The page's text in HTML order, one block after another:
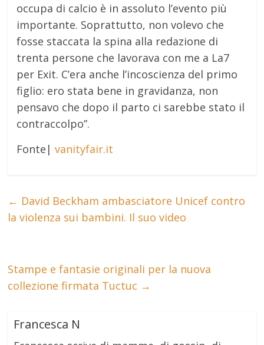
occupa di calcio è in assoluto l’evento più
importante. Soprattutto, non volevo che
fosse staccata la spina alla redazione di
trenta persone che lavorava con me a La7
per Exit. C’era anche l’incoscienza del primo
figlio: ero stata bene in gravidanza, non
pensavo che dopo il parto ci sarebbe stato il
contraccolpo”.
Fonte|vanityfair.it
← David Beckham ambasciatore Unicef contro
la violenza sui bambini. Il suo video
Stampe e fantasie originali per la nuova
collezione firmata Tuctuc →
Francesca N